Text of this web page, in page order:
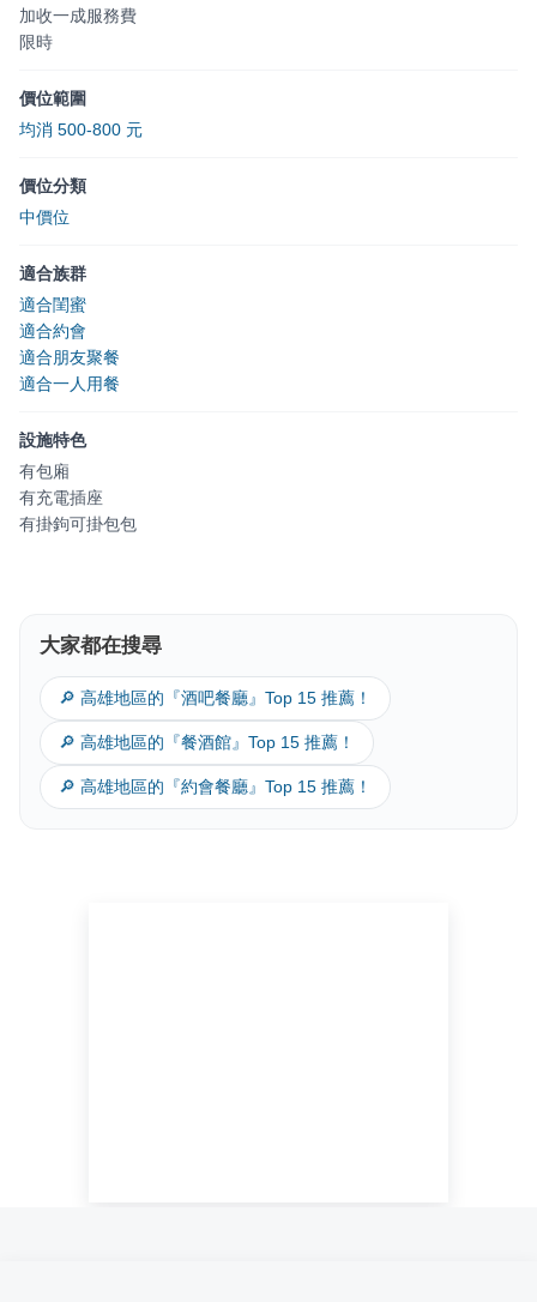
加收一成服務費
限時
價位範圍
均消 500-800 元
價位分類
中價位
適合族群
適合閨蜜
適合約會
適合朋友聚餐
適合一人用餐
設施特色
有包廂
有充電插座
有掛鉤可掛包包
大家都在搜尋
🔎 高雄地區的『酒吧餐廳』Top 15 推薦！
🔎 高雄地區的『餐酒館』Top 15 推薦！
🔎 高雄地區的『約會餐廳』Top 15 推薦！